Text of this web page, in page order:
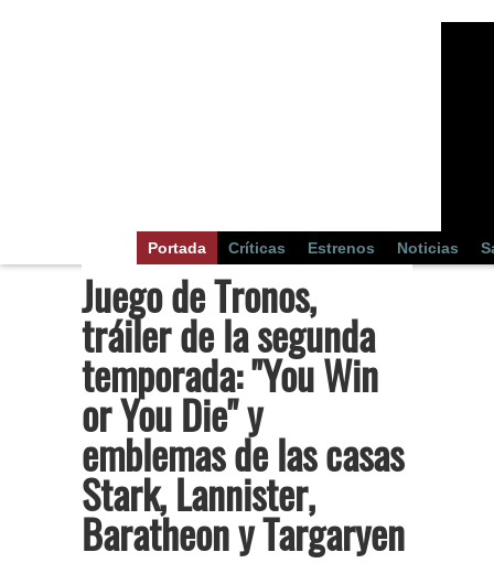
Portada Críticas Estrenos Noticias
Juego de Tronos,
tráiler de la segunda
temporada: "You Win
or You Die" y
emblemas de las casas
Stark, Lannister,
Baratheon y Targaryen